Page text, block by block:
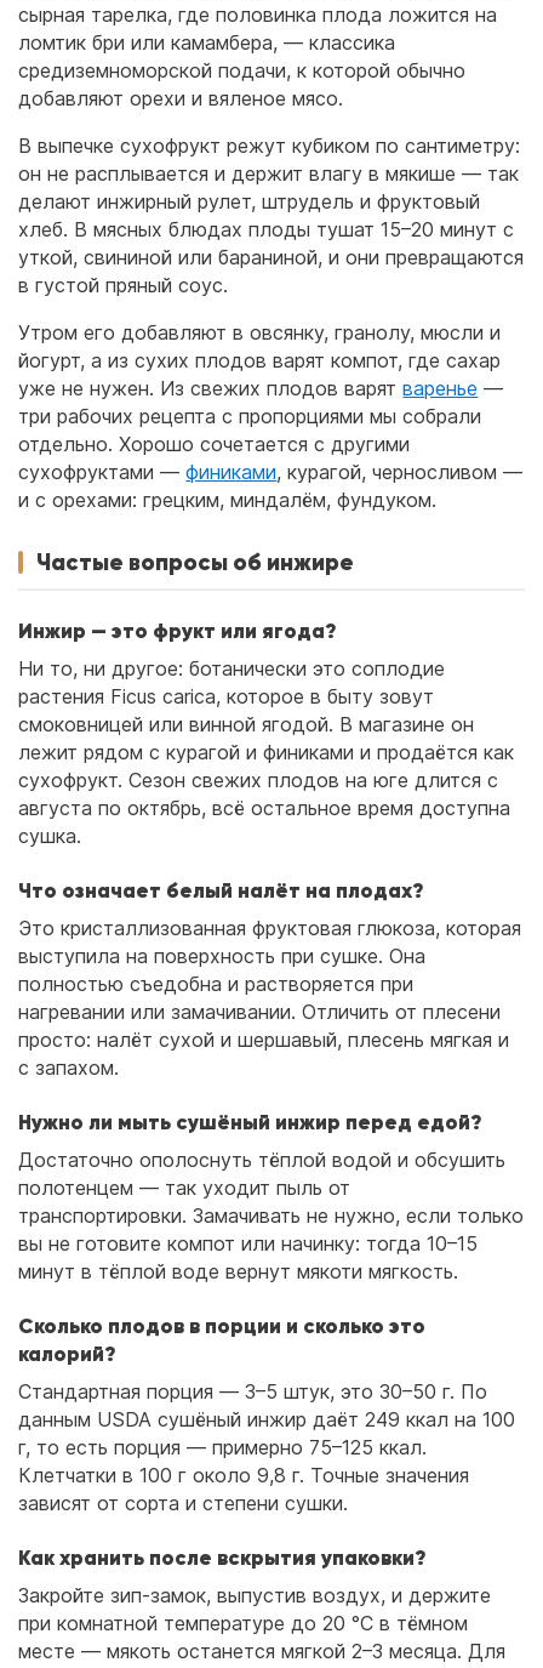
сырная тарелка, где половинка плода ложится на
ломтик бри или камамбера, — классика
средиземноморской подачи, к которой обычно
добавляют орехи и вяленое мясо.
В выпечке сухофрукт режут кубиком по сантиметру:
он не расплывается и держит влагу в мякише — так
делают инжирный рулет, штрудель и фруктовый
хлеб. В мясных блюдах плоды тушат 15–20 минут с
уткой, свининой или бараниной, и они превращаются
в густой пряный соус.
Утром его добавляют в овсянку, гранолу, мюсли и
йогурт, а из сухих плодов варят компот, где сахар
уже не нужен. Из свежих плодов варятваренье —
три рабочих рецепта с пропорциями мы собрали
отдельно. Хорошо сочетается с другими
сухофруктами —финиками, курагой, черносливом —
и с орехами: грецким, миндалём, фундуком.
Частые вопросы об инжире
Инжир — это фрукт или ягода?
Ни то, ни другое: ботанически это соплодие
растения Ficus carica, которое в быту зовут
смоковницей или винной ягодой. В магазине он
лежит рядом с курагой и финиками и продаётся как
сухофрукт. Сезон свежих плодов на юге длится с
августа по октябрь, всё остальное время доступна
сушка.
Что означает белый налёт на плодах?
Это кристаллизованная фруктовая глюкоза, которая
выступила на поверхность при сушке. Она
полностью съедобна и растворяется при
нагревании или замачивании. Отличить от плесени
просто: налёт сухой и шершавый, плесень мягкая и
с запахом.
Нужно ли мыть сушёный инжир перед едой?
Достаточно ополоснуть тёплой водой и обсушить
полотенцем — так уходит пыль от
транспортировки. Замачивать не нужно, если только
вы не готовите компот или начинку: тогда 10–15
минут в тёплой воде вернут мякоти мягкость.
Сколько плодов в порции и сколько это
калорий?
Стандартная порция — 3–5 штук, это 30–50 г. По
данным USDA сушёный инжир даёт 249 ккал на 100
г, то есть порция — примерно 75–125 ккал.
Клетчатки в 100 г около 9,8 г. Точные значения
зависят от сорта и степени сушки.
Как хранить после вскрытия упаковки?
Закройте зип-замок, выпустив воздух, и держите
при комнатной температуре до 20 °C в тёмном
месте — мякоть останется мягкой 2–3 месяца. Для